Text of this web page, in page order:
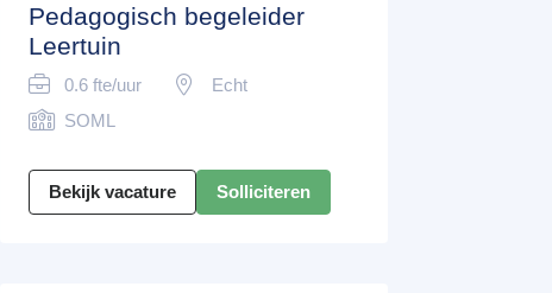
Pedagogisch begeleider
Leertuin
0.6 fte/uur
Echt
SOML
Bekijk vacature Solliciteren